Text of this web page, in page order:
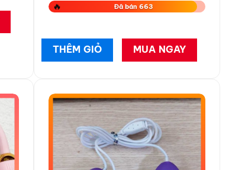
🔥 Đã bán 663
THÊM GIỎ MUA NGAY